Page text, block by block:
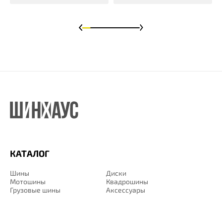
КАТАЛОГ
Шины
Диски
Мотошины
Квадрошины
Грузовые шины
Аксессуары